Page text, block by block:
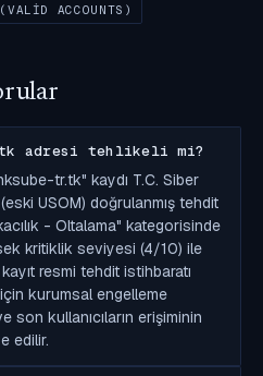
ACCOUNTS)
adresi tehlikeli mi?
tr.tk" kaydı T.C. Siber
USOM) doğrulanmış tehdit
- Oltalama" kategorisinde
kritiklik seviyesi (4/10) ile
kayıt resmi tehdit istihbaratı
için kurumsal engelleme
son kullanıcıların erişiminin
edilir.